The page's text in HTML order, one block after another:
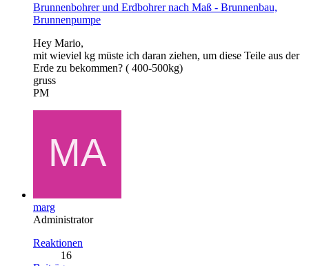
Brunnenbohrer und Erdbohrer nach Maß - Brunnenbau,
Brunnenpumpe
Hey Mario,
mit wieviel kg müste ich daran ziehen, um diese Teile aus der
Erde zu bekommen? ( 400-500kg)
gruss
PM
marg
Administrator
Reaktionen
16